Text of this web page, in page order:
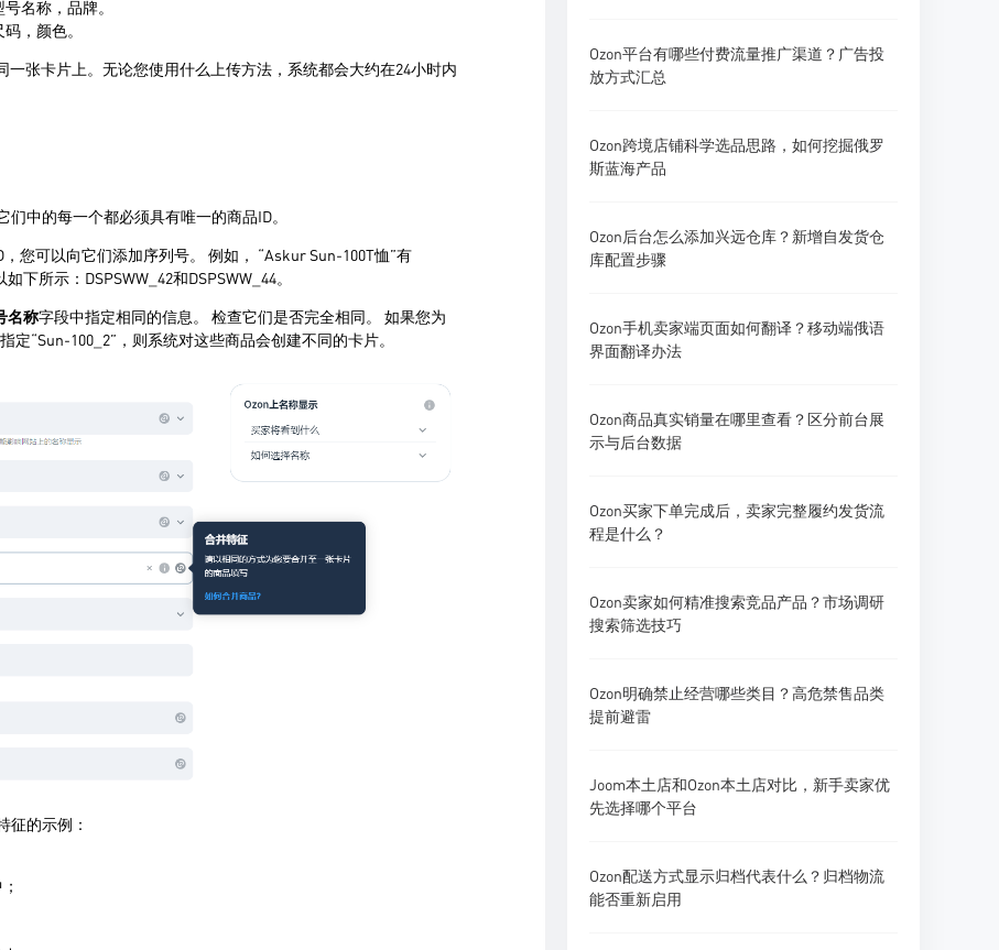
Ozon平台有哪些付费流量推广渠道？广告投
放方式汇总
Ozon跨境店铺科学选品思路，如何挖掘俄罗
斯蓝海产品
Ozon后台怎么添加兴远仓库？新增自发货仓
库配置步骤
Ozon手机卖家端页面如何翻译？移动端俄语
界面翻译办法
Ozon商品真实销量在哪里查看？区分前台展
示与后台数据
Ozon买家下单完成后，卖家完整履约发货流
程是什么？
Ozon卖家如何精准搜索竞品产品？市场调研
搜索筛选技巧
Ozon明确禁止经营哪些类目？高危禁售品类
提前避雷
Joom本土店和Ozon本土店对比，新手卖家优
先选择哪个平台
Ozon配送方式显示归档代表什么？归档物流
能否重新启用